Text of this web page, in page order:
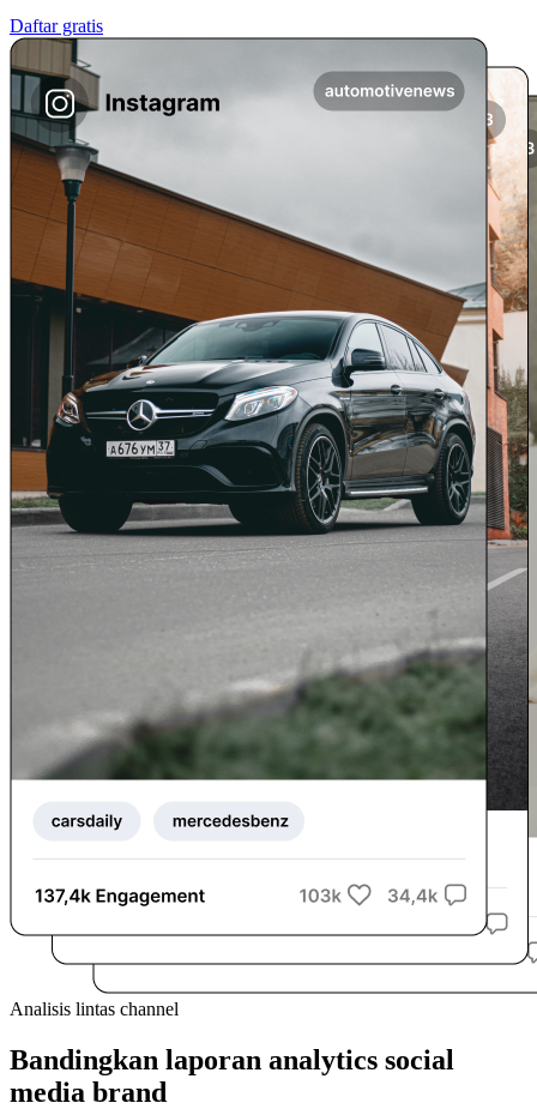
Daftar gratis
Analisis lintas channel
Bandingkan laporan analytics social
media brand